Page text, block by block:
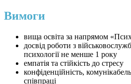
Вимоги
вища освіта за напрямом
досвід роботи з
психології не менше 1 року
емпатія та стійкість до стресу
конфіденційність,
співпраці